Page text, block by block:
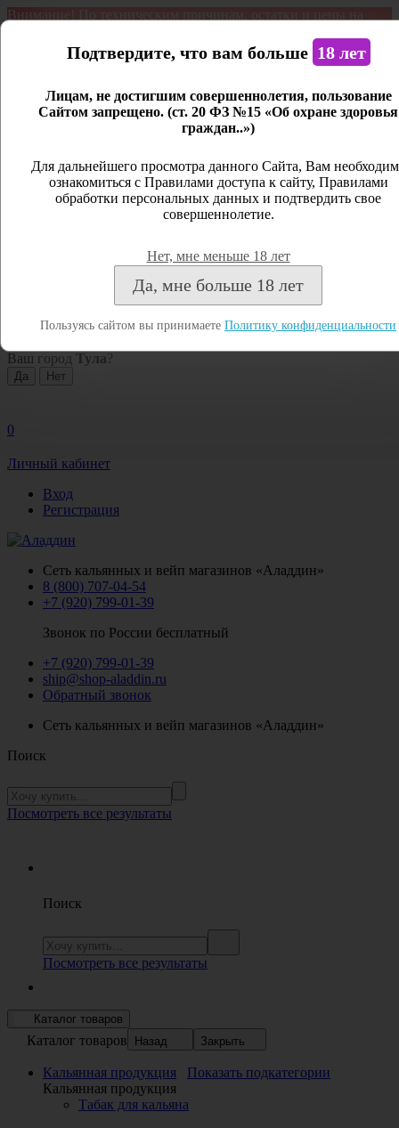
Внимание! По техническим причинам, остатки и цены на
является демонстрационным. Дистанционная продажа не
Открыть сайдбар
Личный кабинет
Закрыть
Посмотреть все результаты
Ваш город Тула ?
0
Личный кабинет
Вход
Регистрация
Сеть кальянных и вейп магазинов «Аладдин»
8 (800) 707-04-54
+7 (920) 799-01-39
Звонок по России бесплатный
+7 (920) 799-01-39
ship@shop-aladdin.ru
Обратный звонок
Сеть кальянных и вейп магазинов «Аладдин»
Поиск
Посмотреть все результаты
Поиск
Посмотреть все результаты
Каталог товаров
Каталог товаров Назад Закрыть
Кальянная продукция
Показать подкатегории
Кальянная продукция
Табак для кальяна
Подтвердите, что вам больше 18 лет
Лицам, не достигшим совершеннолетия, пользование
Сайтом запрещено. (ст. 20 ФЗ №15 «Об охране здоровья
граждан..»)
Для дальнейшего просмотра данного Сайта, Вам
ознакомиться с Правилами доступа к сайту, Правилами
обработки персональных данных и подтвердить свое
совершеннолетие.
Нет, мне меньше 18 лет
Да, мне больше 18 лет
Пользуясь сайтом вы принимаете Политику конфиденциальности